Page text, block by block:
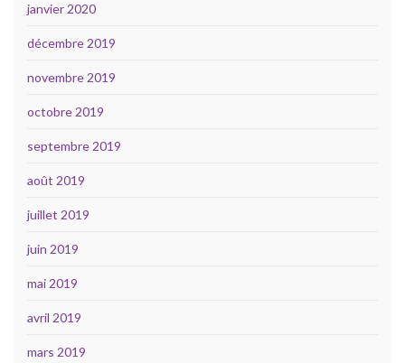
janvier 2020
décembre 2019
novembre 2019
octobre 2019
septembre 2019
août 2019
juillet 2019
juin 2019
mai 2019
avril 2019
mars 2019